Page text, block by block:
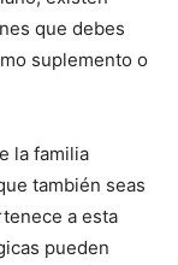
que debes
suplemento o
la familia
también seas
a esta
pueden